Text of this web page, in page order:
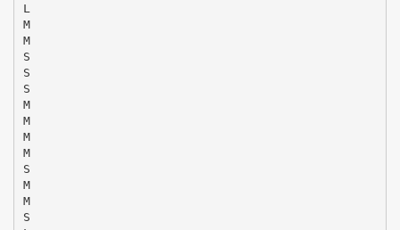
L
M
M
S
S
S
M
M
M
M
S
M
M
S